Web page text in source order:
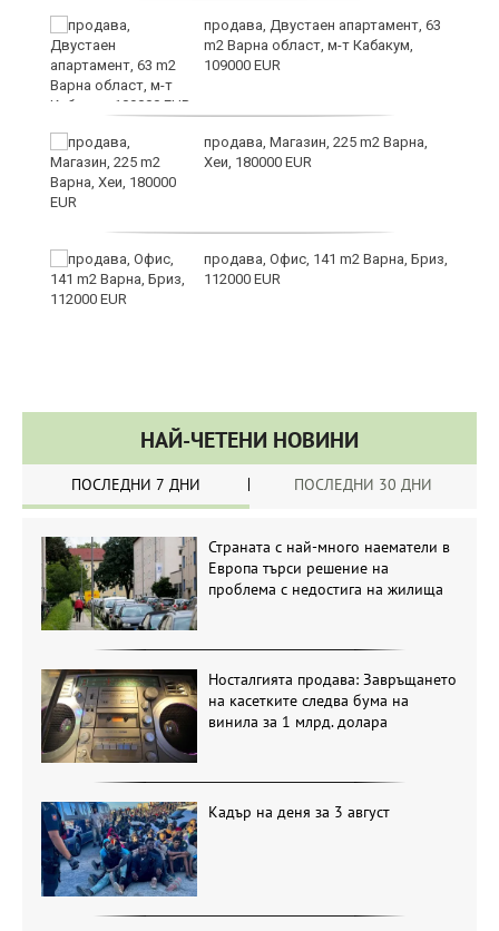
продава, Двустаен апартамент, 63
m2 Варна област, м-т Кабакум,
109000 EUR
продава, Магазин, 225 m2 Варна,
Хеи, 180000 EUR
продава, Офис, 141 m2 Варна, Бриз,
112000 EUR
НАЙ-ЧЕТЕНИ НОВИНИ
ПОСЛЕДНИ 7 ДНИ ПОСЛЕДНИ 30 ДНИ
Страната с най-много наематели в
Европа търси решение на
проблема с недостига на жилища
Носталгията продава: Завръщането
на касетките следва бума на
винила за 1 млрд. долара
Кадър на деня за 3 август